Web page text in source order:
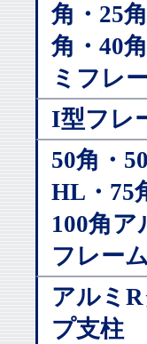
角・25
角・40
ミフレ
I型フレ
50角・
HL・75
100角ア
フレー
アルミ
プ支柱